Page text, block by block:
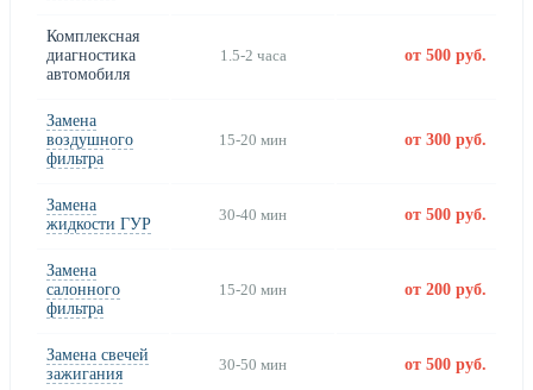
Комплексная
диагностика
автомобиля
1.5-2 часа от 500 руб.
Замена
воздушного
фильтра
15-20 мин от 300 руб.
Замена
жидкости ГУР
30-40 мин от 500 руб.
Замена
салонного
фильтра
15-20 мин от 200 руб.
Замена свечей
зажигания
30-50 мин от 500 руб.